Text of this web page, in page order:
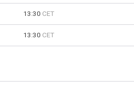
13:30 CET
13:30 CET